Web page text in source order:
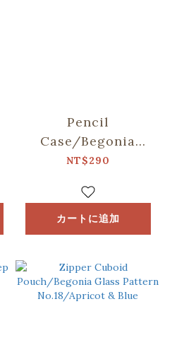
Pencil
Case/Begonia
Glass Pattern
Blue
NT$290
カートに追加